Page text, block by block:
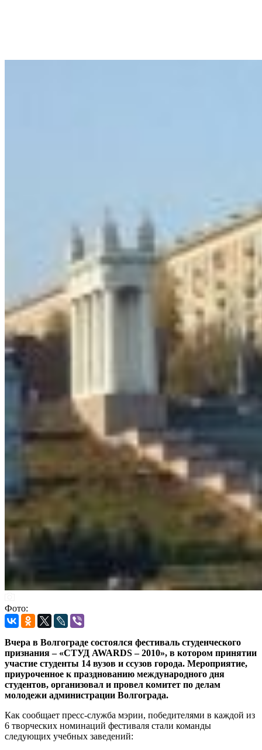
Фото:
Вчера в Волгограде состоялся фестиваль студенческого
признания – «СТУД AWARDS – 2010», в котором принятии
участие студенты 14 вузов и ссузов города. Мероприятие,
приуроченное к празднованию международного дня
студентов, организовал и провел комитет по делам
молодежи администрации Волгограда.
Как сообщает пресс-служба мэрии, победителями в каждой из
6 творческих номинаций фестиваля стали команды
следующих учебных заведений: